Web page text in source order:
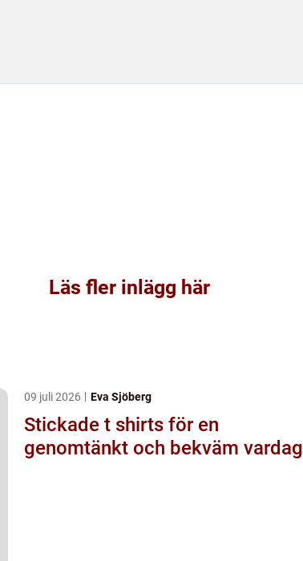
Läs fler inlägg här
09 juli 2026 Eva Sjöberg
Stickade t shirts för en
genomtänkt och bekväm vardag